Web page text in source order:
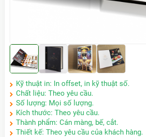
Kỹ thuật in: In offset, in kỹ thuật số.
Chất liệu: Theo yêu cầu.
Số lượng: Mọi số lượng.
Kích thước: Theo yêu cầu.
Thành phẩm: Cán màng, bế, cắt.
Thiết kế: Theo yêu cầu của khách hàng.